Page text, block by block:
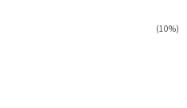
(10%)